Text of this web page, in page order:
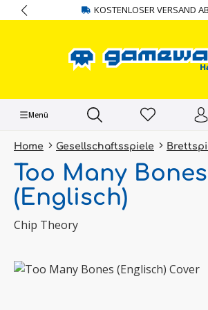
springen KOSTENLOSER VERSAND
Menü
Home Gesellschaftsspiele
Too Many Bones
(Englisch)
Chip Theory
Bildergalerie überspringen